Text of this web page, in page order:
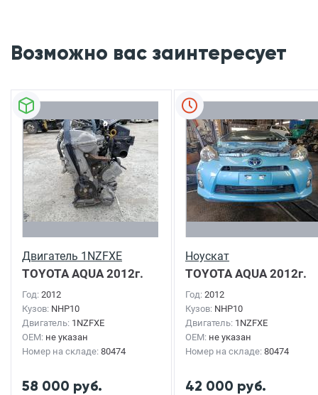
Возможно вас заинтересует
Двигатель 1NZFXE
TOYOTA AQUA2012г.
Год: 2012
Кузов: NHP10
Двигатель: 1NZFXE
OEM: не указан
Номер на складе: 80474
58 000 руб.
Ноускат
TOYOTA AQUA2012г.
Год: 2012
Кузов: NHP10
Двигатель: 1NZFXE
OEM: не указан
Номер на складе: 80474
42 000 руб.